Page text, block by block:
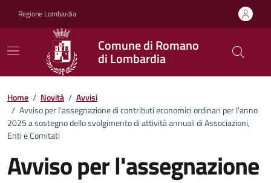
Regione Lombardia
Comune di Romano
di Lombardia
Home / Novità / Avvisi
/ Avviso per l'assegnazione di contributi economici ordinari per l'anno
2025 a sostegno dello svolgimento di attività annuali di Associazioni,
Enti e Comitati
Avviso per l'assegnazione